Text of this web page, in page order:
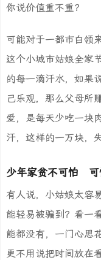
你说价值重不重？
可能对于一都市白领
这个小城市姑娘全家
的每一滴汗水，如果
己乐观，那么父母所
爱，是每天少吃一块
汗，这样的一万块，
少年家贫不可怕 可
有人说，小姑娘太容
能轻易被骗到？看一
能都没有，一门心思
更不用说把时间放在